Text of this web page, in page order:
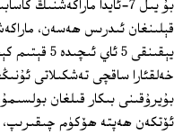
بۇ يىل 7-ئايدا ماراكەشنىڭ
قېلىنغان ئىدرىس ھەسەن،
يېقىنقى 5
خەلقئارا ساقچى تەشكىلاتى
بۇيرۇقىنى بىكار قىلغان
ئۆتكەن ھەپتە ھۆكۈم چىقىرىپ،